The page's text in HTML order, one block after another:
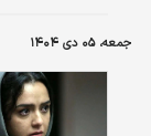
جمعه، ۰۵ دی ۱۴۰۴